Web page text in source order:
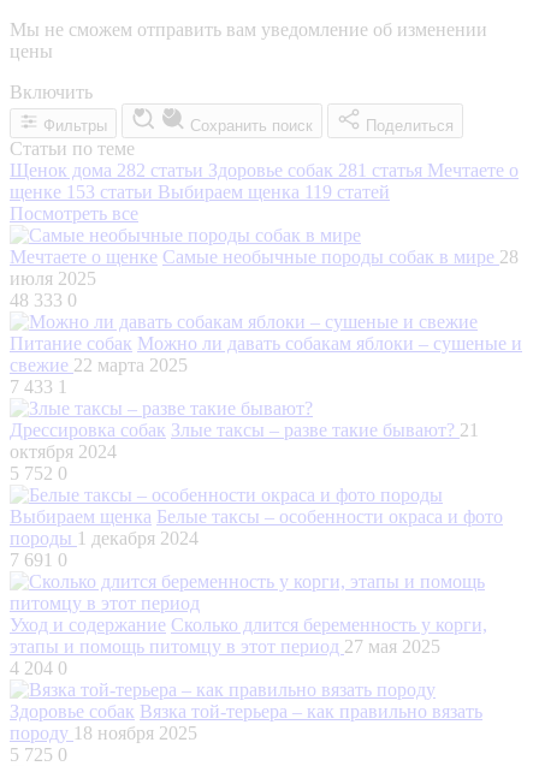
Мы не сможем отправить вам уведомление об изменении
цены
Включить
Фильтры Сохранить поиск Поделиться
Статьи по теме
Щенок дома 282 статьи Здоровье собак 281 статья Мечтаете о
щенке 153 статьи Выбираем щенка 119 статей
Посмотреть все
Мечтаете о щенке Самые необычные породы собак в мире 28
июля 2025
48 333 0
Питание собак Можно ли давать собакам яблоки – сушеные и
свежие 22 марта 2025
7 433 1
Дрессировка собак Злые таксы – разве такие бывают? 21
октября 2024
5 752 0
Выбираем щенка Белые таксы – особенности окраса и фото
породы 1 декабря 2024
7 691 0
Уход и содержание Сколько длится беременность у корги,
этапы и помощь питомцу в этот период 27 мая 2025
4 204 0
Здоровье собак Вязка той-терьера – как правильно вязать
породу 18 ноября 2025
5 725 0